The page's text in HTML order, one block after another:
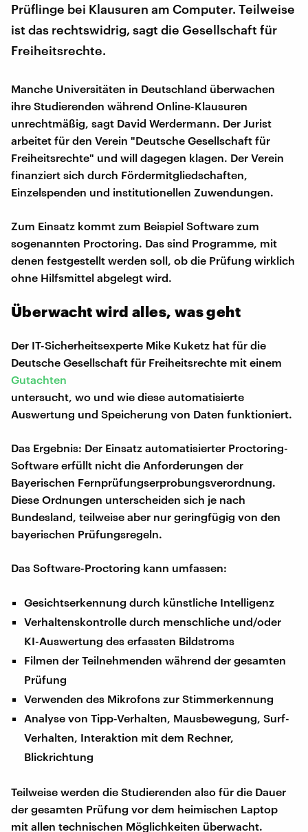
Prüflinge bei Klausuren am Computer. Teilweise
ist das rechtswidrig, sagt die Gesellschaft für
Freiheitsrechte.
Manche Universitäten in Deutschland überwachen
ihre Studierenden während Online-Klausuren
unrechtmäßig, sagt David Werdermann. Der Jurist
arbeitet für den Verein "Deutsche Gesellschaft für
Freiheitsrechte" und will dagegen klagen. Der Verein
finanziert sich durch Fördermitgliedschaften,
Einzelspenden und institutionellen Zuwendungen.
Zum Einsatz kommt zum Beispiel Software zum
sogenannten Proctoring. Das sind Programme, mit
denen festgestellt werden soll, ob die Prüfung wirklich
ohne Hilfsmittel abgelegt wird.
Überwacht wird alles, was geht
Der IT-Sicherheitsexperte Mike Kuketz hat für die
Deutsche Gesellschaft für Freiheitsrechte mit einem
Gutachten
untersucht, wo und wie diese automatisierte
Auswertung und Speicherung von Daten funktioniert.
Das Ergebnis: Der Einsatz automatisierter Proctoring-
Software erfüllt nicht die Anforderungen der
Bayerischen Fernprüfungserprobungsverordnung.
Diese Ordnungen unterscheiden sich je nach
Bundesland, teilweise aber nur geringfügig von den
bayerischen Prüfungsregeln.
Das Software-Proctoring kann umfassen:
Gesichtserkennung durch künstliche Intelligenz
Verhaltenskontrolle durch menschliche und/oder
KI-Auswertung des erfassten Bildstroms
Filmen der Teilnehmenden während der gesamten
Prüfung
Verwenden des Mikrofons zur Stimmerkennung
Analyse von Tipp-Verhalten, Mausbewegung, Surf-
Verhalten, Interaktion mit dem Rechner,
Blickrichtung
Teilweise werden die Studierenden also für die Dauer
der gesamten Prüfung vor dem heimischen Laptop
mit allen technischen Möglichkeiten überwacht.